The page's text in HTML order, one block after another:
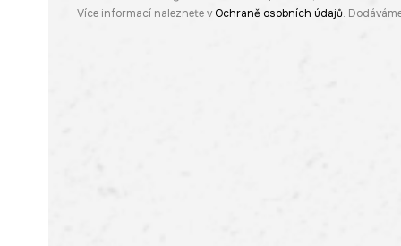
Více informací naleznete v Ochraně osobních údajů.